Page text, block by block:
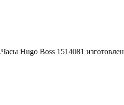
Hugo Boss 1514081